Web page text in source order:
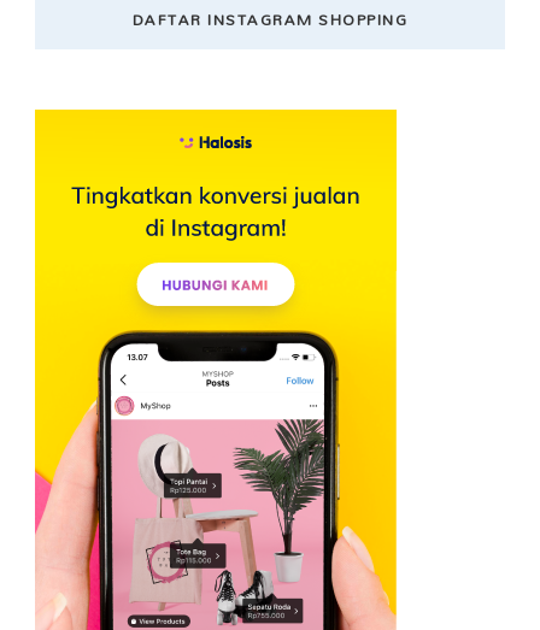
DAFTAR INSTAGRAM SHOPPING